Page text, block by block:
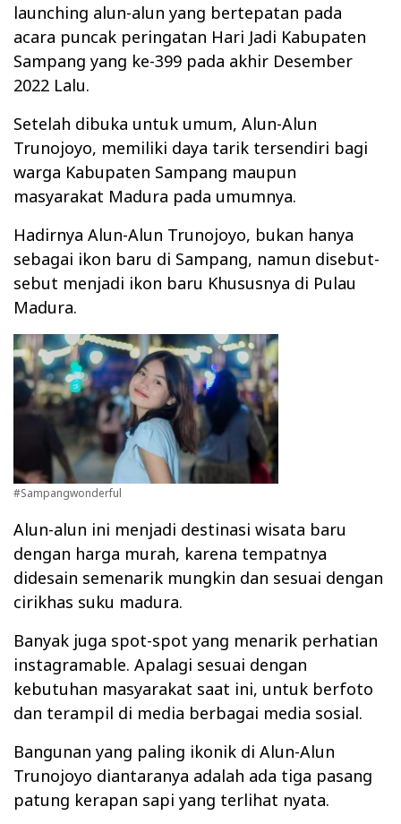
launching alun-alun yang bertepatan pada
acara puncak peringatan Hari Jadi Kabupaten
Sampang yang ke-399 pada akhir Desember
2022 Lalu.
Setelah dibuka untuk umum, Alun-Alun
Trunojoyo, memiliki daya tarik tersendiri bagi
warga Kabupaten Sampang maupun
masyarakat Madura pada umumnya.
Hadirnya Alun-Alun Trunojoyo, bukan hanya
sebagai ikon baru di Sampang, namun disebut-
sebut menjadi ikon baru Khususnya di Pulau
Madura.
#Sampangwonderful
Alun-alun ini menjadi destinasi wisata baru
dengan harga murah, karena tempatnya
didesain semenarik mungkin dan sesuai dengan
cirikhas suku madura.
Banyak juga spot-spot yang menarik perhatian
instagramable. Apalagi sesuai dengan
kebutuhan masyarakat saat ini, untuk berfoto
dan terampil di media berbagai media sosial.
Bangunan yang paling ikonik di Alun-Alun
Trunojoyo diantaranya adalah ada tiga pasang
patung kerapan sapi yang terlihat nyata.